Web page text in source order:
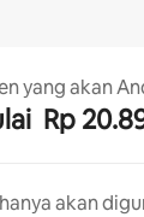
yang akan
Rp
akan